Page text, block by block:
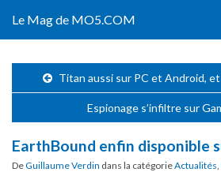
Le Mag de MO5.COM
Titan aussi sur PC et Android,
Espionage s’infiltre sur
EarthBound enfin disponible
DeGuillaume Verdin dans la catégorieActualités,